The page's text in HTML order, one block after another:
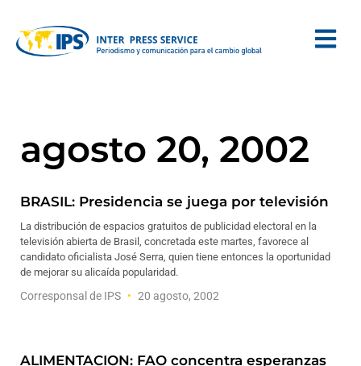
agosto 20, 2002
BRASIL: Presidencia se juega por televisión
La distribución de espacios gratuitos de publicidad electoral en la
televisión abierta de Brasil, concretada este martes, favorece al
candidato oficialista José Serra, quien tiene entonces la oportunidad
de mejorar su alicaída popularidad.
Corresponsal de IPS 20 agosto, 2002
ALIMENTACION: FAO concentra esperanzas